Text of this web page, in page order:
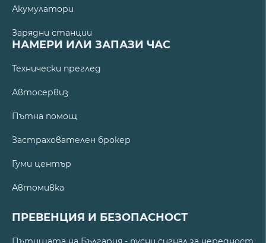
Акумулатори
Зарядни станции
НАМЕРИ ИЛИ ЗАПАЗИ ЧАС
Технически преглед
Автосервиз
Пътна помощ
Застрахователен брокер
Гуми център
Автомивка
ПРЕВЕНЦИЯ И БЕЗОПАСНОСТ